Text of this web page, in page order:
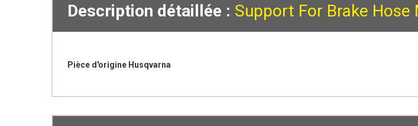
Description détaillée : Support For Brake Hose
Pièce d'origine Husqvarna